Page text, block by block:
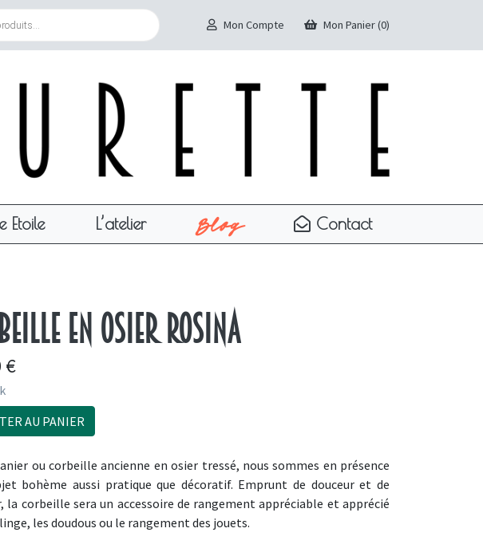
Mon Compte Mon Panier (0)
Etoile L’atelier Blog Contact
en osier Rosina
€
AU PANIER
ou corbeille ancienne en osier tressé, nous sommes en présence
bohème aussi pratique que décoratif. Emprunt de douceur et de
la corbeille sera un accessoire de rangement appréciable et apprécié
les doudous ou le rangement des jouets.